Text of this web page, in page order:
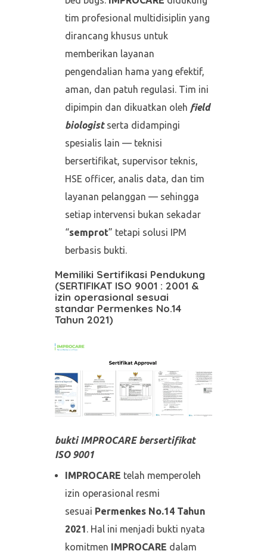
tim profesional multidisiplin yang
dirancang khusus untuk
memberikan layanan
pengendalian hama yang efektif,
aman, dan patuh regulasi. Tim ini
dipimpin dan dikuatkan oleh field
biologistserta didampingi
spesialis lain — teknisi
bersertifikat, supervisor teknis,
HSE officer, analis data, dan tim
layanan pelanggan — sehingga
setiap intervensi bukan sekadar
“semprot” tetapi solusi IPM
berbasis bukti.
Memiliki Sertifikasi Pendukung
(SERTIFIKAT ISO 9001 : 2001 &
izin operasional sesuai
standar Permenkes No.14
Tahun 2021)
bukti IMPROCARE bersertifikat
ISO 9001
IMPROCARE telah memperoleh
izin operasional resmi
sesuai Permenkes No.14 Tahun
2021. Hal ini menjadi bukti nyata
komitmen IMPROCARE dalam